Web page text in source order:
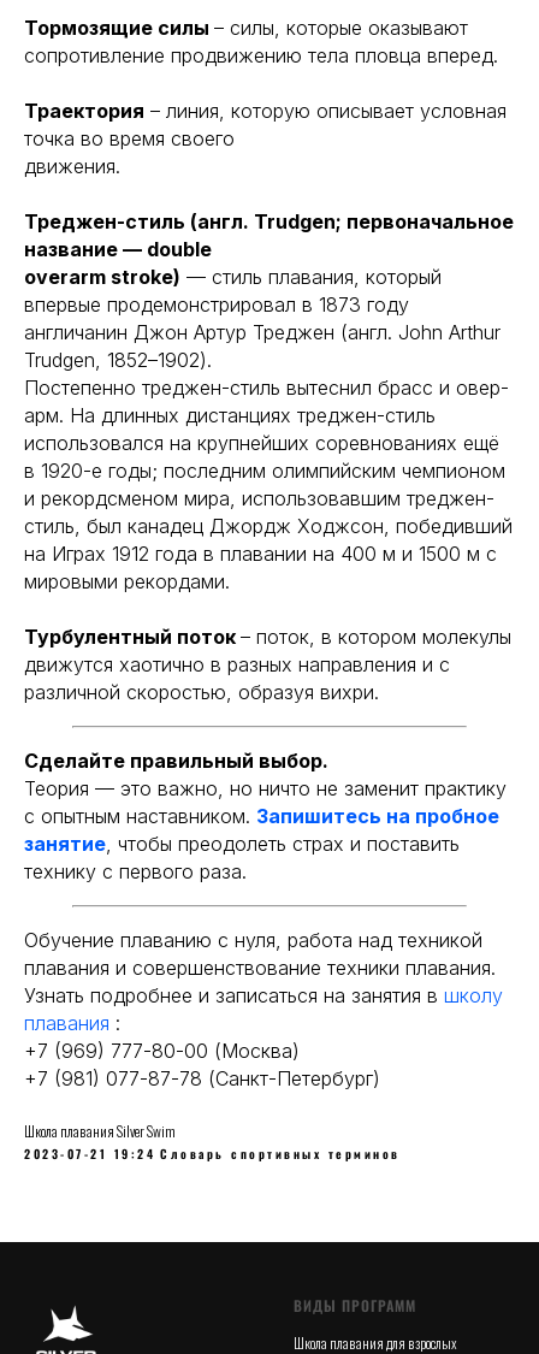
Тормозящие силы – силы, которые оказывают
сопротивление продвижению тела пловца вперед.
Траектория – линия, которую описывает условная
точка во время своего
движения.
Треджен-стиль (англ. Trudgen; первоначальное
название — double
overarm stroke) — стиль плавания, который
впервые продемонстрировал в 1873 году
англичанин Джон Артур Треджен (англ. John Arthur
Trudgen, 1852–1902).
Постепенно треджен-стиль вытеснил брасс и овер-
арм. На длинных дистанциях треджен-стиль
использовался на крупнейших соревнованиях ещё
в 1920-е годы; последним олимпийским чемпионом
и рекордсменом мира, использовавшим треджен-
стиль, был канадец Джордж Ходжсон, победивший
на Играх 1912 года в плавании на 400 м и 1500 м с
мировыми рекордами.
Турбулентный поток – поток, в котором молекулы
движутся хаотично в разных направления и с
различной скоростью, образуя вихри.
Сделайте правильный выбор.
Теория — это важно, но ничто не заменит практику
с опытным наставником. Запишитесь на пробное
занятие, чтобы преодолеть страх и поставить
технику с первого раза.
Обучение плаванию с нуля, работа над техникой
плавания и совершенствование техники плавания.
Узнать подробнее и записаться на занятия в школу
плавания :
+7 (969) 777-80-00 (Москва)
+7 (981) 077-87-78 (Санкт-Петербург)
Школа плавания Silver Swim
2023-07-21 19:24 Словарь спортивных терминов
ВИДЫ ПРОГРАММ
Школа плавания для взрослых